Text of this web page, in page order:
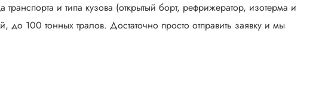
и типа кузова (открытый борт, рефрижератор, изотерма и
100 тонных тралов. Достаточно просто отправить заявку и мы